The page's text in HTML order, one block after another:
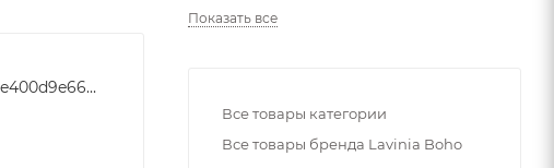
f8721ecef986ec0e400d9e66e3df7a25
Показать все
Все товары категории
Все товары бренда Lavinia Boho